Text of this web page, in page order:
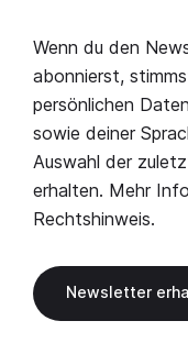
Wenn du den
abonnierst,
persönlichen
sowie deiner
Auswahl der
erhalten. Mehr
Rechtshinweis.